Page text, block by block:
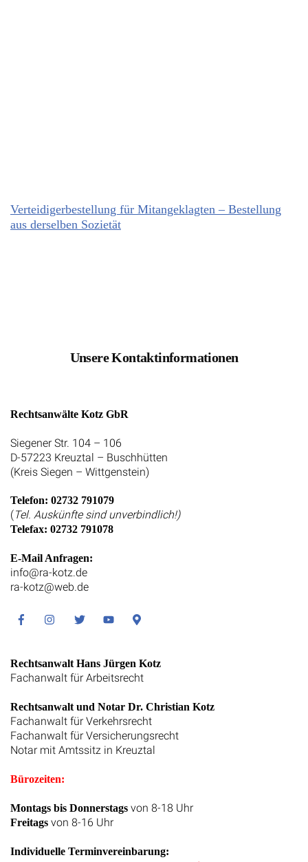
Verteidigerbestellung für Mitangeklagten – Bestellung
aus derselben Sozietät
Unsere Kontaktinformationen
Rechtsanwälte Kotz GbR
Siegener Str. 104 – 106
D-57223 Kreuztal – Buschhütten
(Kreis Siegen – Wittgenstein)
Telefon: 02732 791079
(Tel. Auskünfte sind unverbindlich!)
Telefax: 02732 791078
E-Mail Anfragen:
info@ra-kotz.de
ra-kotz@web.de
FacebookInstagramTwitter YoutubeGoogle
Rechtsanwalt Hans Jürgen Kotz
Fachanwalt für Arbeitsrecht
Rechtsanwalt und Notar Dr. Christian Kotz
Fachanwalt für Verkehrsrecht
Fachanwalt für Versicherungsrecht
Notar mit Amtssitz in Kreuztal
Bürozeiten:
Montags bis Donnerstags von 8-18 Uhr
Freitags von 8-16 Uhr
Individuelle Terminvereinbarung: